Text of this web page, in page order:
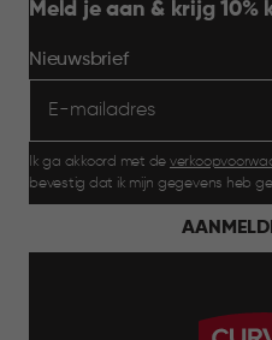
Meld je aan & krijg 10%
Nieuwsbrief
Ik ga akkoord met de
bevestig dat ik mijn gegevens heb